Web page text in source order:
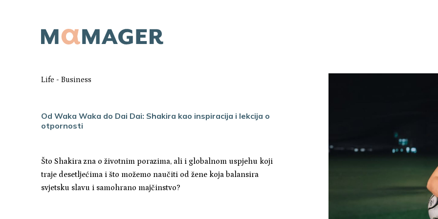
Life - Business
Od Waka Waka do Dai Dai: Shakira kao inspiracija i lekcija o
otpornosti
Što Shakira zna o životnim porazima, ali i globalnom uspjehu koji
traje desetljećima i što možemo naučiti od žene koja balansira
svjetsku slavu i samohrano majčinstvo?